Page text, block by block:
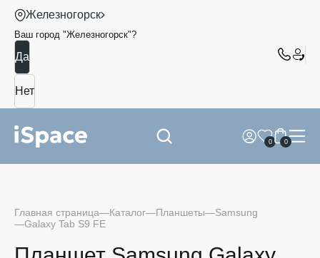
Железногорск
Ваш город "Железногорск"?
0 0
Главная страница Каталог Планшеты
Samsung
Galaxy Tab S9 FE